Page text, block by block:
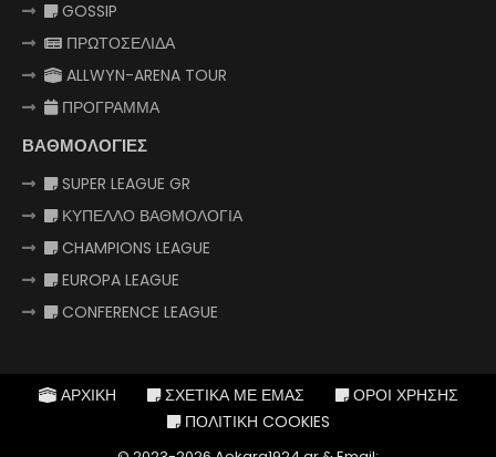
GOSSIP
ΠΡΩΤΟΣΕΛΙΔΑ
ALLWYN-ARENA TOUR
ΠΡΟΓΡΑΜΜΑ
ΒΑΘΜΟΛΟΓΙΕΣ
SUPER LEAGUE GR
ΚΥΠΕΛΛΟ ΒΑΘΜΟΛΟΓΙΑ
CHAMPIONS LEAGUE
EUROPA LEAGUE
CONFERENCE LEAGUE
ΑΡΧΙΚΗ ΣΧΕΤΙΚΑ ΜΕ ΕΜΑΣ
ΟΡΟΙ ΧΡΗΣΗΣ
ΠΟΛΙΤΙΚΗ COOKIES